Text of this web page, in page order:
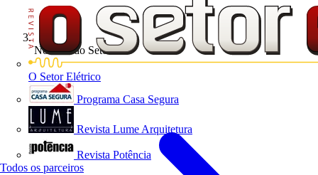
O Setor Elétrico
Programa Casa Segura
Revista Lume Arquitetura
Revista Potência
Todos os parceiros
Notícias do Setor